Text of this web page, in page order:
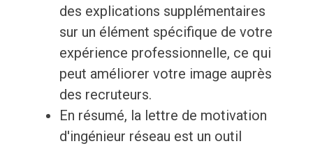
des explications supplémentaires
sur un élément spécifique de votre
expérience professionnelle, ce qui
peut améliorer votre image auprès
des recruteurs.
En résumé, la lettre de motivation
d'ingénieur réseau est un outil